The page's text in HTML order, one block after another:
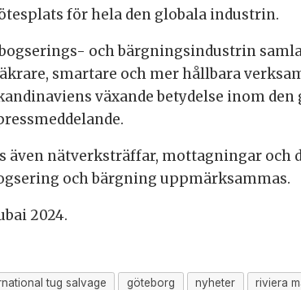
för hela den globala industrin.
och bärgningsindustrin
smartare och mer hållbara
växande betydelse inom
nätverksträffar, mottagningar och
och bärgning uppmärksammas.
2024.
tug salvage göteborg nyheter riviera